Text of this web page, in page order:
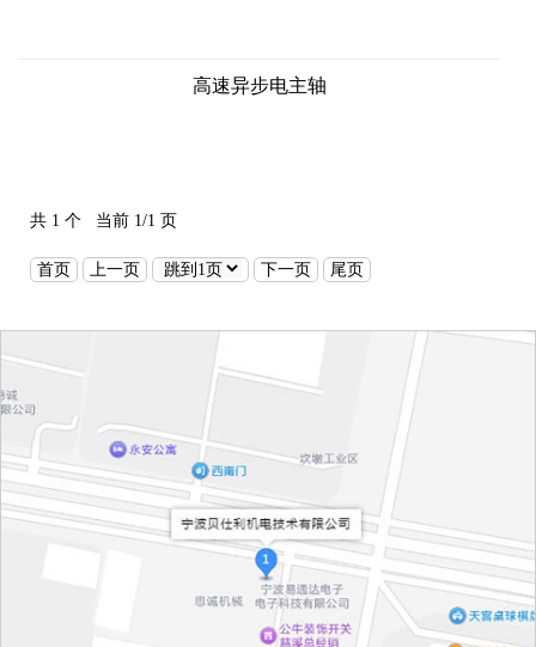
高速异步电主轴
共 1 个 当前 1/1 页
首页 上一页 下一页 尾页